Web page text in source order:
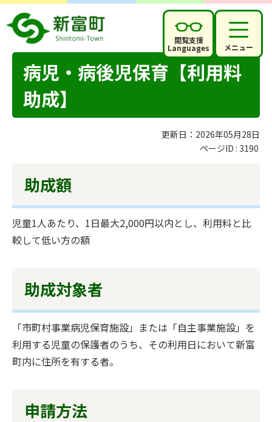
閲覧支援
Languages メニュー
病児・病後児保育【利用料
助成】
更新日：2026年05月28日
ページID : 3190
助成額
児童1人あたり、1日最大2,000円以内とし、利用料と比
較して低い方の額
助成対象者
「市町村事業病児保育施設」または「自主事業施設」を
利用する児童の保護者のうち、その利用日において新富
町内に住所を有する者。
申請方法